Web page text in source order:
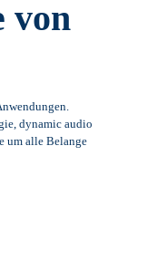
von
dynamic audio
um alle Belange